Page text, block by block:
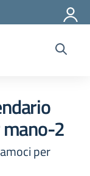
mano-2
per